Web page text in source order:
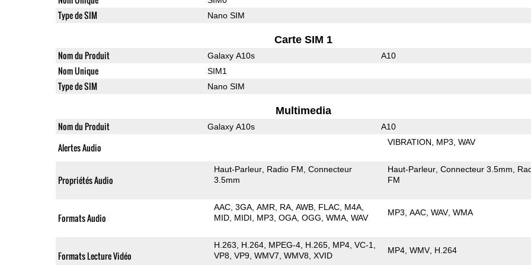
Type de SIM Nano SIM
Carte SIM 1
Nom du Produit Galaxy A10s A10
Nom Unique SIM1
Type de SIM Nano SIM
Multimedia
Nom du Produit Galaxy A10s A10
Alertes Audio VIBRATION MP3 WAV
Propriétés Audio
Haut-Parleur Radio FM Connecteur
3.5mm
Haut-Parleur Connecteur 3.5mm
FM
Formats Audio
AAC 3GA AMR RA AWB FLAC M4A
MID MIDI MP3 OGA OGG WMA WAV
MP3 AAC WAV WMA
Formats Lecture Vidéo
H.263 H.264 MPEG-4 H.265 MP4 VC-1
VP8 VP9 WMV7 WMV8 XVID
MP4 WMV H.264